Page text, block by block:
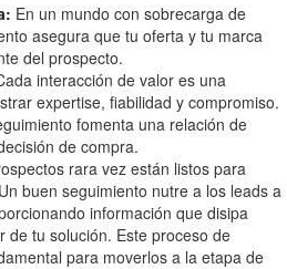
En un mundo con sobrecarga de
asegura que tu oferta y tu marca
del prospecto.
interacción de valor es una
expertise, fiabilidad y compromiso.
fomenta una relación de
de compra.
rara vez están listos para
buen seguimiento nutre a los leads a
información que disipa
de tu solución. Este proceso de
para moverlos a la etapa de